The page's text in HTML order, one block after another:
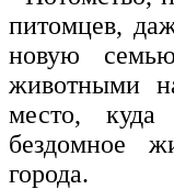
питомцев,
новую
животными
место, куда
бездомное
города.